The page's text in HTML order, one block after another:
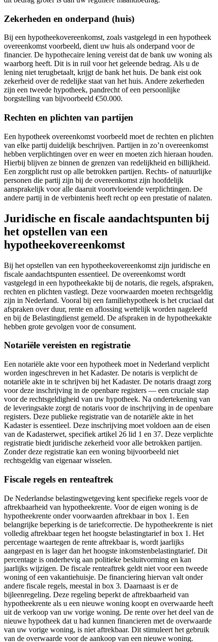
Zekerheden en onderpand (huis)
Bij een hypotheekovereenkomst, zoals vastgelegd in een hypotheek
overeenkomst voorbeeld, dient uw huis als onderpand voor de
financier. De hypothecaire lening vereist dat de bank uw woning als
waarborg heeft. Dit is in ruil voor het geleende bedrag. Als u de
lening niet terugbetaalt, krijgt de bank het huis. De bank eist ook
zekerheid over de redelijke staat van het huis. Andere zekerheden
zijn een tweede hypotheek, pandrecht of een persoonlijke
borgstelling van bijvoorbeeld €50.000.
Rechten en plichten van partijen
Een hypotheek overeenkomst voorbeeld moet de rechten en plichten
van elke partij duidelijk beschrijven. Partijen in zo’n overeenkomst
hebben verplichtingen over en weer en moeten zich hieraan houden.
Hierbij blijven ze binnen de grenzen van redelijkheid en billijkheid.
Een zorgplicht rust op alle betrokken partijen. Rechts- of natuurlijke
personen die partij zijn bij de overeenkomst zijn hoofdelijk
aansprakelijk voor alle daaruit voortvloeiende verplichtingen. De
andere partij in de verbintenis heeft recht op een prestatie of nalaten.
Juridische en fiscale aandachtspunten bij
het opstellen van een
hypotheekovereenkomst
Bij het opstellen van een hypotheekovereenkomst zijn juridische en
fiscale aandachtspunten essentieel. De overeenkomst wordt
vastgelegd in een hypotheekakte bij de notaris, die regels, afspraken,
rechten en plichten vastlegt. Deze voorwaarden moeten rechtsgeldig
zijn in Nederland. Vooral bij een familiehypotheek is het cruciaal dat
afspraken over duur, rente en aflossing wettelijk worden nageleefd
en bij de Belastingdienst gemeld. De afspraken in de hypotheekakte
hebben grote gevolgen voor de consument.
Notariële vereisten en registratie
Een notariële akte voor een hypotheek moet in Nederland verplicht
worden ingeschreven in het Kadaster. De notaris is verplicht de
notariële akte in te schrijven bij het Kadaster. De notaris draagt zorg
voor deze inschrijving in de openbare registers — een cruciale stap
voor de rechtsgeldigheid van uw hypotheek. Na ondertekening van
de leveringsakte zorgt de notaris voor de inschrijving in de openbare
registers. Deze publieke registratie van de notariële akte in het
Kadaster is essentieel. Deze inschrijving moet voldoen aan de eisen
van de Kadasterwet, specifiek artikel 26 lid 1 en 37. Deze verplichte
registratie biedt juridische zekerheid voor alle betrokken partijen.
Zonder deze registratie kan een woning bijvoorbeeld niet
rechtsgeldig van eigenaar wisselen.
Fiscale regels en renteaftrek
De Nederlandse belastingwetgeving kent specifieke regels voor de
aftrekbaarheid van hypotheekrente. Voor de eigen woning is de
hypotheekrente onder voorwaarden aftrekbaar in box 1. Een
belangrijke beperking is de tariefcorrectie. De hypotheekrente is niet
volledig aftrekbaar tegen het hoogste belastingtarief in box 1. Het
percentage waartegen de rente aftrekbaar is, wordt jaarlijks
aangepast en is lager dan het hoogste inkomstenbelastingtarief. Dit
percentage is onderhevig aan politieke besluitvorming en kan
jaarlijks wijzigen. De fiscale renteaftrek geldt niet voor een tweede
woning of een vakantiehuisje. De financiering hiervan valt onder
andere fiscale regels, meestal in box 3. Daarnaast is er de
bijleenregeling. Deze regeling beperkt de aftrekbaarheid van
hypotheekrente als u een nieuwe woning koopt en overwaarde heeft
uit de verkoop van uw vorige woning. De rente over het deel van de
nieuwe hypotheek dat u had kunnen financieren met de overwaarde
van uw vorige woning, is niet aftrekbaar. Dit stimuleert het gebruik
van de overwaarde voor de aankoop van een nieuwe woning.